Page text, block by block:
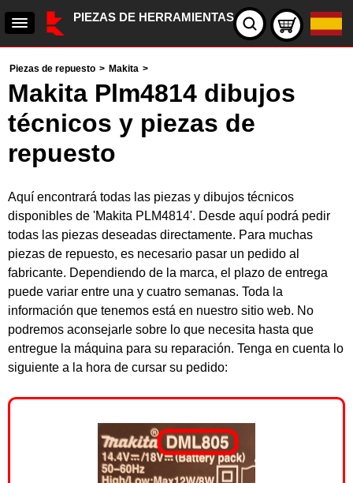
PIEZAS DE HERRAMIENTAS
Piezas de repuesto > Makita >
Makita Plm4814 dibujos
técnicos y piezas de
repuesto
Aquí encontrará todas las piezas y dibujos técnicos
disponibles de 'Makita PLM4814'. Desde aquí podrá pedir
todas las piezas deseadas directamente. Para muchas
piezas de repuesto, es necesario pasar un pedido al
fabricante. Dependiendo de la marca, el plazo de entrega
puede variar entre una y cuatro semanas. Toda la
información que tenemos está en nuestro sitio web. No
podremos aconsejarle sobre lo que necesita hasta que
entregue la máquina para su reparación. Tenga en cuenta lo
siguiente a la hora de cursar su pedido: